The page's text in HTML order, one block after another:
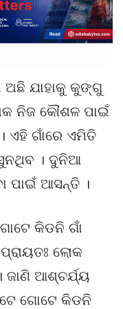
ଅଛି ଯାହାକୁ କୁଙ୍ଗୁ
ନିଜ କୌଶଳ ପାଇଁ
ଏହି ଗାଁରେ ଏମିତି
। ଦୁନିଆ
ପାଇଁ ଆସନ୍ତି ।
କିଡନି ଗାଁ
ଲୋକ
ଜାଣି ଆଶ୍ଚର୍ଯ୍ୟ
ଗୋଟେ କିଡନି